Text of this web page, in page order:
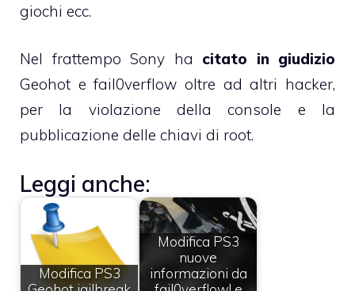
giochi ecc.
Nel frattempo Sony ha citato in giudizio
Geohot e fail0verflow oltre ad altri hacker,
per la violazione della console e la
pubblicazione delle chiavi di root.
Leggi anche:
Modifica PS3
Modifica PS3
nuove
informazioni da